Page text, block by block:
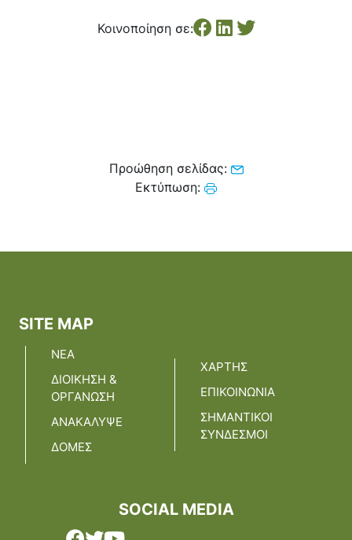
Κοινοποίηση σε:
Προώθηση σελίδας:
Εκτύπωση:
SITE MAP
ΝΕΑ
ΔΙΟΙΚΗΣΗ &
ΟΡΓΑΝΩΣΗ
ΑΝΑΚΑΛΥΨΕ
ΔΟΜΕΣ
ΧΑΡΤΗΣ
ΕΠΙΚΟΙΝΩΝΙΑ
ΣΗΜΑΝΤΙΚΟΙ
ΣΥΝΔΕΣΜΟΙ
SOCIAL MEDIA